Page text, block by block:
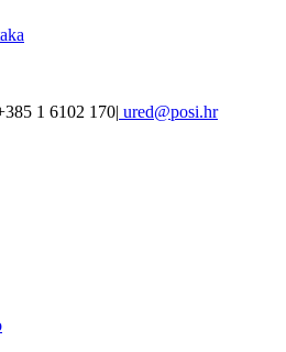
1 6102 170| ured@posi.hr